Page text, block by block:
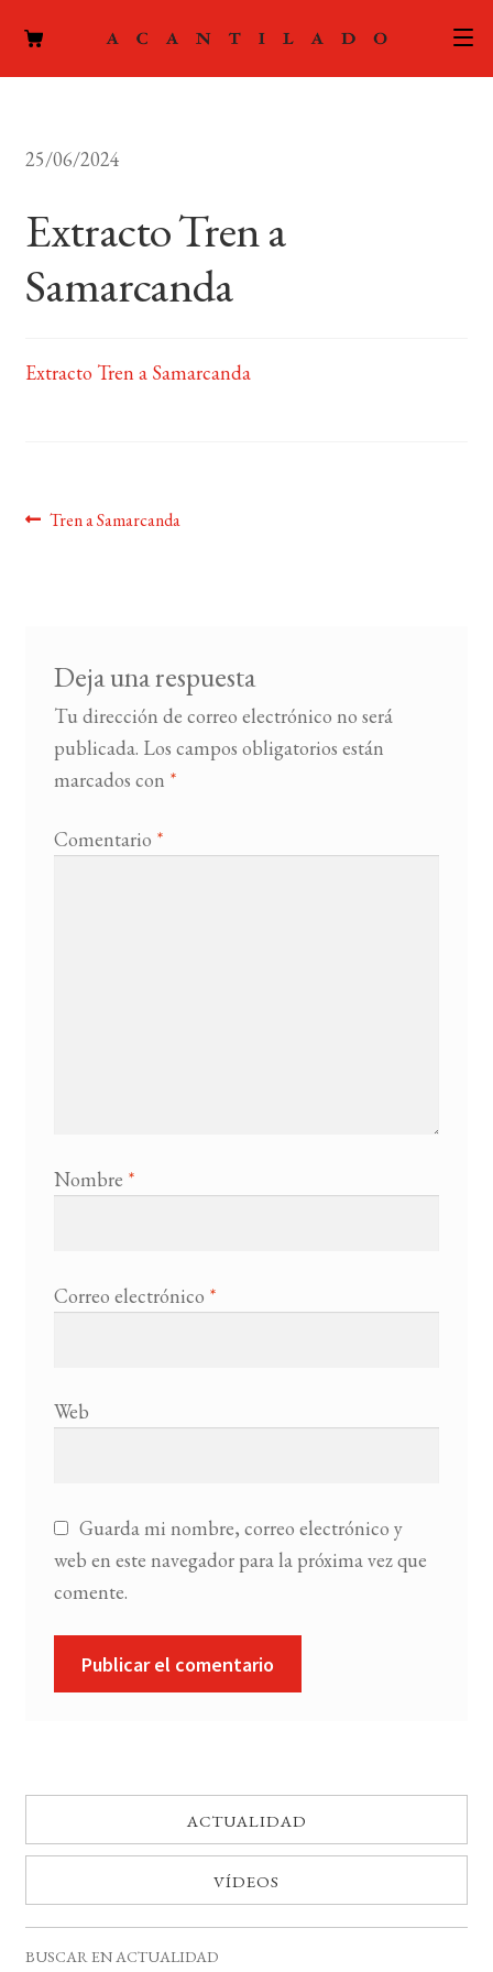
ACTUALIDAD
PODCAST
FOREIGN RIGHTS
25/06/2024
Extracto Tren a
Samarcanda
Extracto Tren a Samarcanda
Navegación
Anterior:
Tren a Samarcanda
Deja una respuesta
Tu dirección de correo electrónico no será
publicada. Los campos obligatorios están
marcados con *
Comentario *
Nombre *
Correo electrónico *
Web
Guarda mi nombre, correo electrónico y
web en este navegador para la próxima vez que
comente.
ACTUALIDAD
VÍDEOS
BUSCAR EN ACTUALIDAD